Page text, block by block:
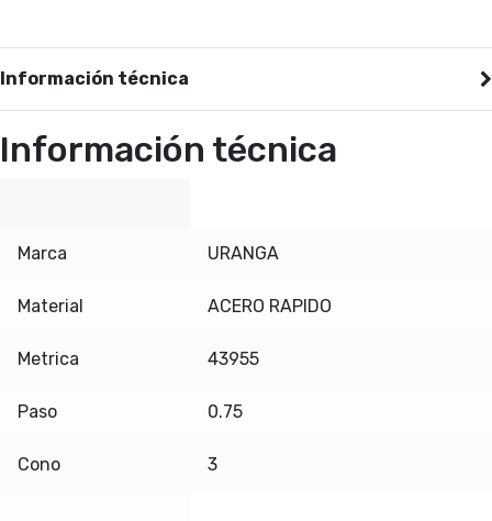
Información técnica
Información técnica
Marca URANGA
Material ACERO RAPIDO
Metrica 43955
Paso 0.75
Cono 3